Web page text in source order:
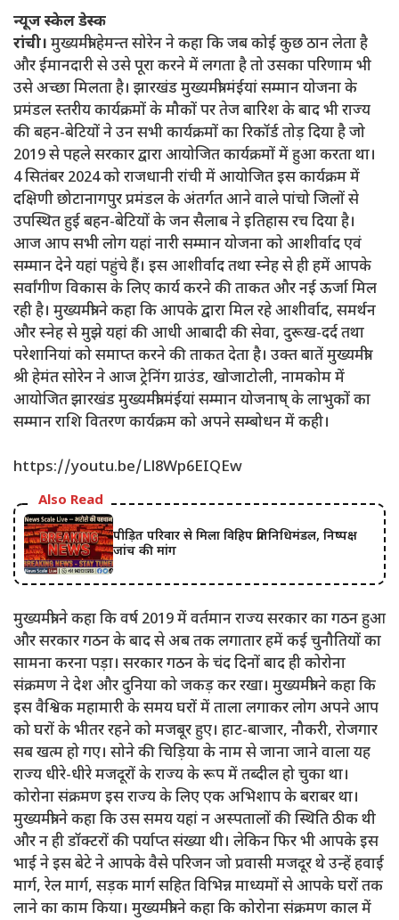
न्यूज स्केल डेस्क
रांची। मुख्यमंत्री हेमन्त सोरेन ने कहा कि जब कोई कुछ ठान लेता है
और ईमानदारी से उसे पूरा करने में लगता है तो उसका परिणाम भी
उसे अच्छा मिलता है। झारखंड मुख्यमंत्री मंईयां सम्मान योजना के
प्रमंडल स्तरीय कार्यक्रमों के मौकों पर तेज बारिश के बाद भी राज्य
की बहन-बेटियों ने उन सभी कार्यक्रमों का रिकॉर्ड तोड़ दिया है जो
2019 से पहले सरकार द्वारा आयोजित कार्यक्रमों में हुआ करता था।
4 सितंबर 2024 को राजधानी रांची में आयोजित इस कार्यक्रम में
दक्षिणी छोटानागपुर प्रमंडल के अंतर्गत आने वाले पांचो जिलों से
उपस्थित हुई बहन-बेटियों के जन सैलाब ने इतिहास रच दिया है।
आज आप सभी लोग यहां नारी सम्मान योजना को आशीर्वाद एवं
सम्मान देने यहां पहुंचे हैं। इस आशीर्वाद तथा स्नेह से ही हमें आपके
सर्वांगीण विकास के लिए कार्य करने की ताकत और नई ऊर्जा मिल
रही है। मुख्यमंत्री ने कहा कि आपके द्वारा मिल रहे आशीर्वाद, समर्थन
और स्नेह से मुझे यहां की आधी आबादी की सेवा, दुरूख-दर्द तथा
परेशानियां को समाप्त करने की ताकत देता है। उक्त बातें मुख्यमंत्री
श्री हेमंत सोरेन ने आज ट्रेनिंग ग्राउंड, खोजाटोली, नामकोम में
आयोजित झारखंड मुख्यमंत्री मंईयां सम्मान योजनाष् के लाभुकों का
सम्मान राशि वितरण कार्यक्रम को अपने सम्बोधन में कही।
https://youtu.be/Ll8Wp6EIQEw
Also Read
पीड़ित परिवार से मिला विहिप प्रतिनिधिमंडल, निष्पक्ष
जांच की मांग
मुख्यमंत्री ने कहा कि वर्ष 2019 में वर्तमान राज्य सरकार का गठन हुआ
और सरकार गठन के बाद से अब तक लगातार हमें कई चुनौतियों का
सामना करना पड़ा। सरकार गठन के चंद दिनों बाद ही कोरोना
संक्रमण ने देश और दुनिया को जकड़ कर रखा। मुख्यमंत्री ने कहा कि
इस वैश्विक महामारी के समय घरों में ताला लगाकर लोग अपने आप
को घरों के भीतर रहने को मजबूर हुए। हाट-बाजार, नौकरी, रोजगार
सब खत्म हो गए। सोने की चिड़िया के नाम से जाना जाने वाला यह
राज्य धीरे-धीरे मजदूरों के राज्य के रूप में तब्दील हो चुका था।
कोरोना संक्रमण इस राज्य के लिए एक अभिशाप के बराबर था।
मुख्यमंत्री ने कहा कि उस समय यहां न अस्पतालों की स्थिति ठीक थी
और न ही डॉक्टरों की पर्याप्त संख्या थी। लेकिन फिर भी आपके इस
भाई ने इस बेटे ने आपके वैसे परिजन जो प्रवासी मजदूर थे उन्हें हवाई
मार्ग, रेल मार्ग, सड़क मार्ग सहित विभिन्न माध्यमों से आपके घरों तक
लाने का काम किया। मुख्यमंत्री ने कहा कि कोरोना संक्रमण काल में